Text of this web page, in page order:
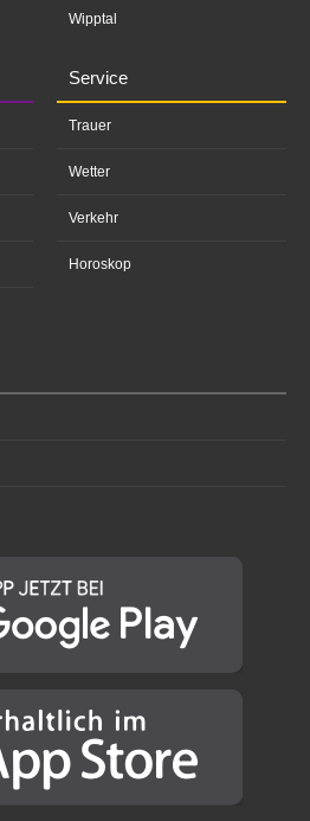
Wipptal
Service
Trauer
Wetter
Verkehr
Horoskop